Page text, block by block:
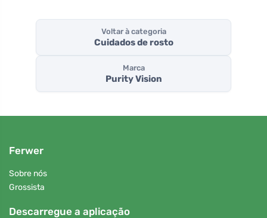
Voltar à categoria
Cuidados de rosto
Marca
Purity Vision
Ferwer
Sobre nós
Grossista
Descarregue a aplicação